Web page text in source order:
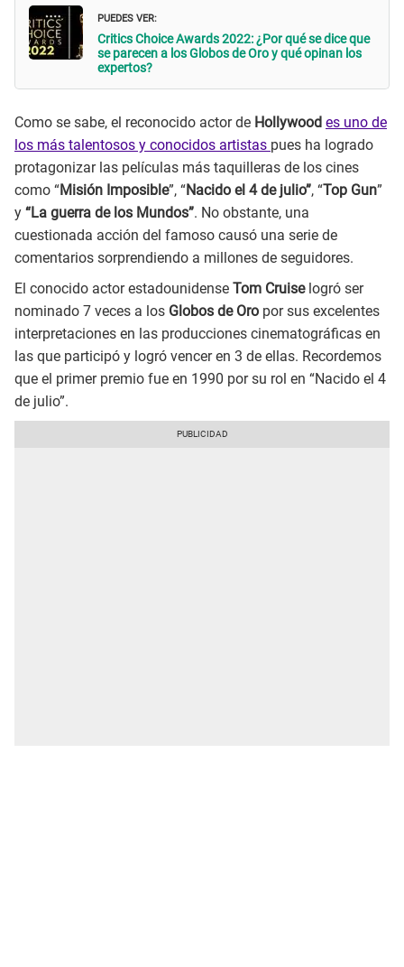
PUEDES VER:
Critics Choice Awards 2022: ¿Por qué se dice que
se parecen a los Globos de Oro y qué opinan los
expertos?
Como se sabe, el reconocido actor de Hollywood es uno de
los más talentosos y conocidos artistas pues ha logrado
protagonizar las películas más taquilleras de los cines
como “Misión Imposible”, “Nacido el 4 de julio”, “Top Gun”
y “La guerra de los Mundos”. No obstante, una
cuestionada acción del famoso causó una serie de
comentarios sorprendiendo a millones de seguidores.
El conocido actor estadounidense Tom Cruise logró ser
nominado 7 veces a los Globos de Oro por sus excelentes
interpretaciones en las producciones cinematográficas en
las que participó y logró vencer en 3 de ellas. Recordemos
que el primer premio fue en 1990 por su rol en “Nacido el 4
de julio”.